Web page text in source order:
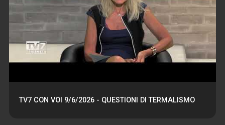
TV7 CON VOI 9/6/2026 - QUESTIONI DI TERMALISMO